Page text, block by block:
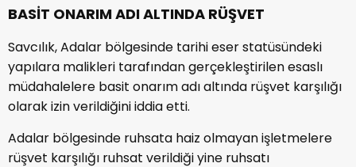
BASİT ONARIM ADI ALTINDA RÜŞVET
Savcılık, Adalar bölgesinde tarihi eser statüsündeki
yapılara malikleri tarafından gerçekleştirilen esaslı
müdahalelere basit onarım adı altında rüşvet karşılığı
olarak izin verildiğini iddia etti.
Adalar bölgesinde ruhsata haiz olmayan işletmelere
rüşvet karşılığı ruhsat verildiği yine ruhsatı